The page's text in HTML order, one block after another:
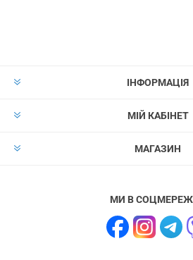
ІНФОРМАЦІЯ
МІЙ КАБІНЕТ
МАГАЗИН
МИ В